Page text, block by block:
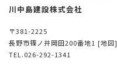
川中島建設株式会社
〒381-2225
長野市篠ノ井岡田200番地1 [地図]
TEL.026-292-1341